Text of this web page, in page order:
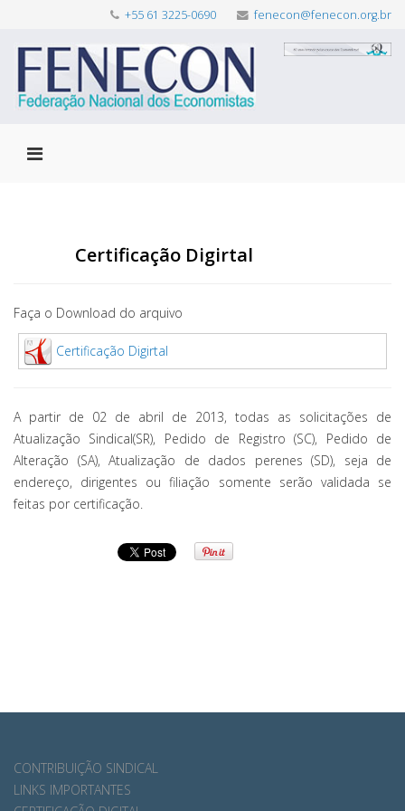
+55 61 3225-0690 fenecon@fenecon.org.br
Certificação Digirtal
Faça o Download do arquivo
Certificação Digirtal
A partir de 02 de abril de 2013, todas as solicitações de
Atualização Sindical(SR), Pedido de Registro (SC), Pedido de
Alteração (SA), Atualização de dados perenes (SD), seja de
endereço, dirigentes ou filiação somente serão validada se
feitas por certificação.
CONTRIBUIÇÃO SINDICAL
LINKS IMPORTANTES